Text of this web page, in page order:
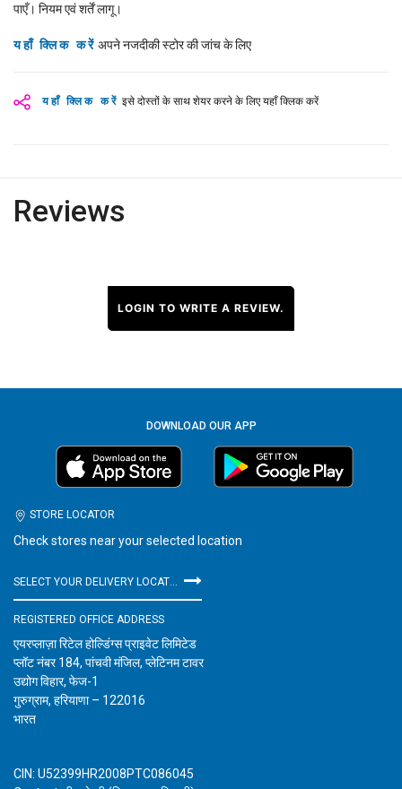
यहाँ क्लिक करें इसे दोस्तों के साथ शेयर करने के लिए यहाँ क्लिक करें
पाएँ। नियम एवं शर्तें लागू।
यहाँ क्लिक करें अपने नजदीकी स्टोर की जांच के लिए
Reviews
LOGIN TO WRITE A REVIEW.
DOWNLOAD OUR APP
STORE LOCATOR
Check stores near your selected location
REGISTERED OFFICE ADDRESS
एयरप्लाज़ा रिटेल होल्डिंग्स प्राइवेट लिमिटेड
प्लॉट नंबर 184, पांचवी मंजिल, प्लेटिनम टावर
उद्योग विहार, फेज-1
गुरुग्राम, हरियाणा – 122016
भारत
CIN: U52399HR2008PTC086045